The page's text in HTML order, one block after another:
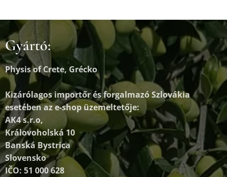
Gyártó:
Physis of Crete, Grécko
Kizárólagos importőr és forgalmazóSzlovákia
esetében az e-shop üzemeltetője:
AK4 s.r.o,
Královoholská 10
Banská Bystrica
Slovensko
IČO: 51 000 628